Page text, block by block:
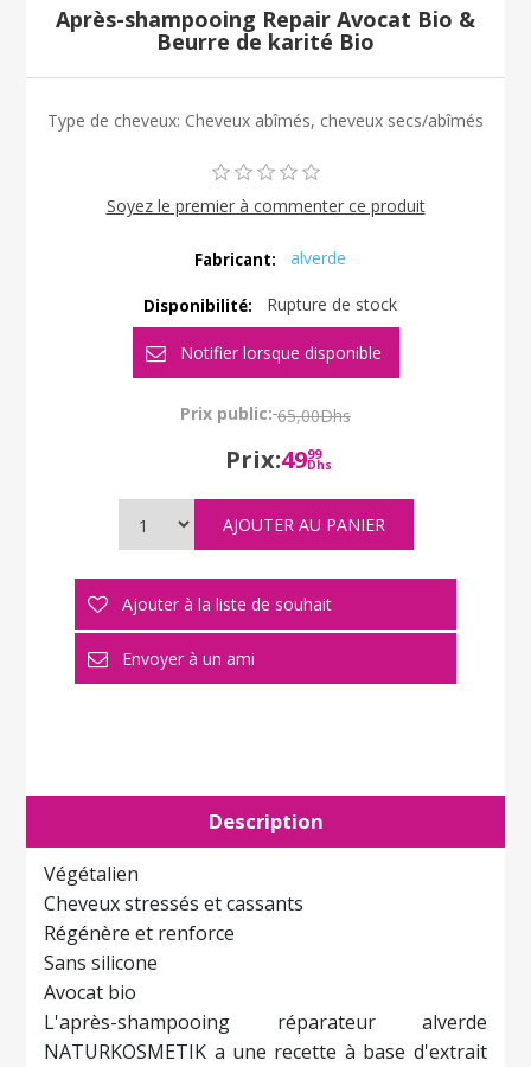
Après-shampooing Repair Avocat Bio &
Beurre de karité Bio
Type de cheveux: Cheveux abîmés, cheveux secs/abîmés
Soyez le premier à commenter ce produit
Fabricant: alverde
Disponibilité: Rupture de stock
Prix public: 65,00Dhs
Prix:4999
Dhs
Description
Végétalien
Cheveux stressés et cassants
Régénère et renforce
Sans silicone
Avocat bio
L'après-shampooing réparateur alverde
NATURKOSMETIK a une recette à base d'extrait